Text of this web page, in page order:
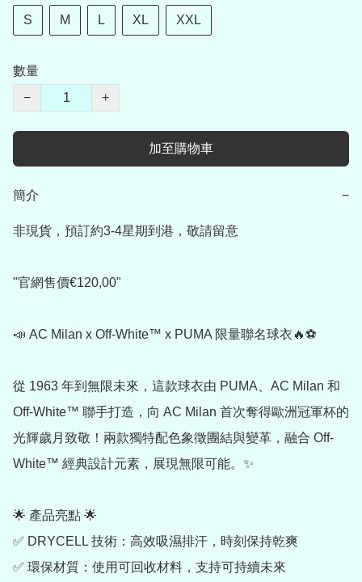
S M L XL XXL
數量
−
+
加至購物車
簡介 −
非現貨，預訂約3-4星期到港，敬請留意
"官網售價€120,00"
📣 AC Milan x Off-White™ x PUMA 限量聯名球衣🔥⚽
從 1963 年到無限未來，這款球衣由 PUMA、AC Milan 和
Off-White™ 聯手打造，向 AC Milan 首次奪得歐洲冠軍杯的
光輝歲月致敬！兩款獨特配色象徵團結與變革，融合 Off-
White™ 經典設計元素，展現無限可能。✨
🌟 產品亮點 🌟
✅ DRYCELL 技術：高效吸濕排汗，時刻保持乾爽
✅ 環保材質：使用可回收材料，支持可持續未來